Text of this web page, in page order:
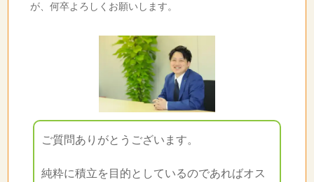
が、何卒よろしくお願いします。
ご質問ありがとうございます。
純粋に積立を目的としているのであればオス